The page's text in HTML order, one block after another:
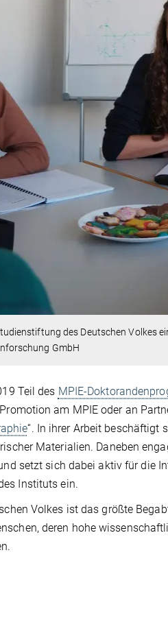
des Deutschen Volkes
GmbH
Teil des MPIE-
am MPIE oder an
“. In ihrer Arbeit beschäftigt
Materialien. Daneben
setzt sich dabei aktiv für die
Instituts ein.
Volkes ist das größte
deren hohe